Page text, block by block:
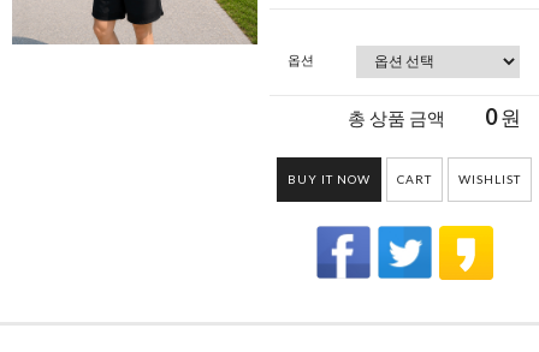
옵션
총 상품 금액 0원
BUY IT NOW CART WISHLIST